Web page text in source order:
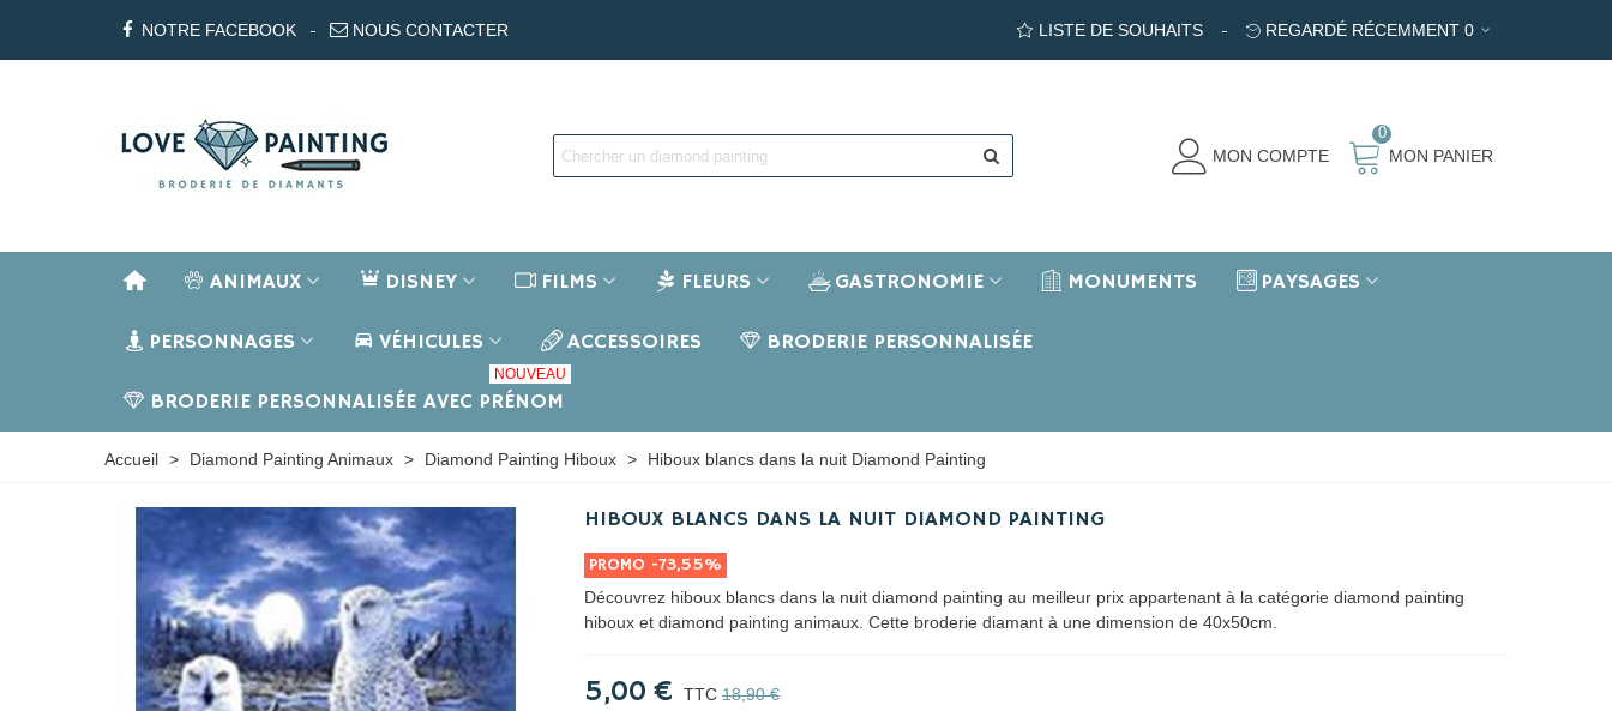
NOTRE FACEBOOK NOUS CONTACTER LISTE DE SOUHAITS REGARDÉ RÉCEMMENT 0
MON COMPTE
0
MON PANIER
ANIMAUX DISNEY FILMS FLEURS GASTRONOMIE MONUMENTS PAYSAGES
PERSONNAGES VÉHICULES ACCESSOIRES BRODERIE PERSONNALISÉE
BRODERIE PERSONNALISÉE AVEC PRÉNOM
NOUVEAU
Accueil > Diamond Painting Animaux > Diamond Painting Hiboux > Hiboux blancs dans la nuit Diamond Painting
HIBOUX BLANCS DANS LA NUIT DIAMOND PAINTING
PROMO -73,55%
Découvrez hiboux blancs dans la nuit diamond painting au meilleur prix appartenant à la catégorie diamond painting
hiboux et diamond painting animaux. Cette broderie diamant à une dimension de 40x50cm.
5,00 € TTC 18,90 €